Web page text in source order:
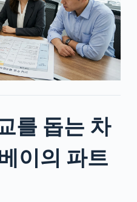
를 돕는 차
이의 파트